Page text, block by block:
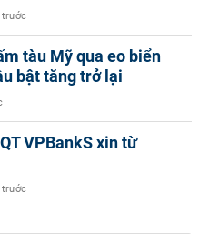
trước
tàu Mỹ qua eo biển
bật tăng trở lại
VPBankS xin từ
trước